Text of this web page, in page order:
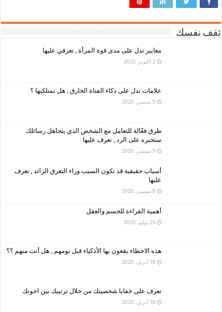
ثقف نفسك
معايير تدل على مدى قوة المرأة , تعرفي عليها
2 أكتوبر، 2020
علامات تدل على ذكاء الفتاة الخارق , هل تمتلكيها ؟
9 سبتمبر، 2020
طرق فعّالة للتعامل مع الشخص الذي يتجاهل رسائلك
ستجبره على الرد , تعرف عليها
9 سبتمبر، 2020
أسباب حقيقية قد تكون السبب وراء التعرق الزائد , تعرف
عليها
8 سبتمبر، 2020
أهمية القراءة للجسم والعقل
26 يوليو، 2020
هذه الاخطاء يقعون بها الأذكياء قبل نومهم , هل أنت منهم ؟؟
18 أبريل، 2020
تعرف على خفايا شخصيتك من خلال ترتيبك بين اخوتك
18 أبريل، 2020